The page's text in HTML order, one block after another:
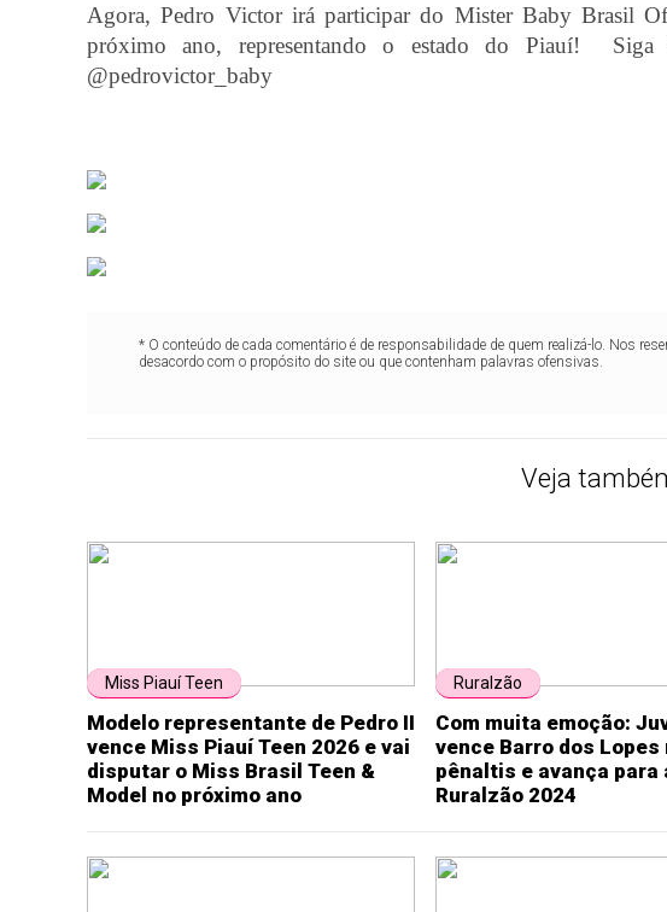
Agora, Pedro Victor irá participar do Mister Baby Brasil
próximo ano, representando o estado do Piauí!
@pedrovictor_baby
* O conteúdo de cada comentário é de responsabilidade de quem realizá-lo. Nos
desacordo com o propósito do site ou que contenham palavras ofensivas.
Veja
Miss Piauí Teen
Modelo representante de Pedro II
vence Miss Piauí Teen 2026 e vai
disputar o Miss Brasil Teen &
Model no próximo ano
Ruralzão
Com muita emoção:
vence Barro dos Lopes
pênaltis e avança para
Ruralzão 2024